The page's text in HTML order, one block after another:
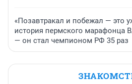
«Позавтракал и побежал — это
история пермского марафонца
— он стал чемпионом РФ 35 раз